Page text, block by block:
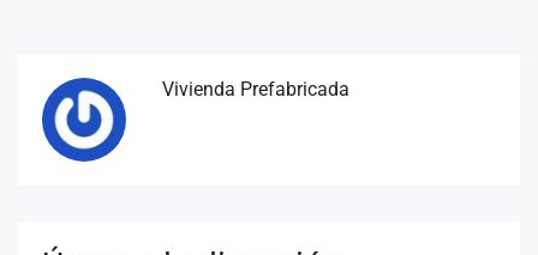
Vivienda Prefabricada